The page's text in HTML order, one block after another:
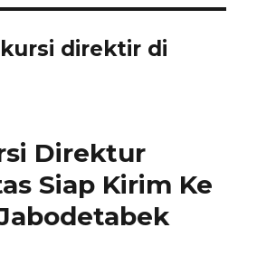
direktir di
Direktur
Siap Kirim Ke